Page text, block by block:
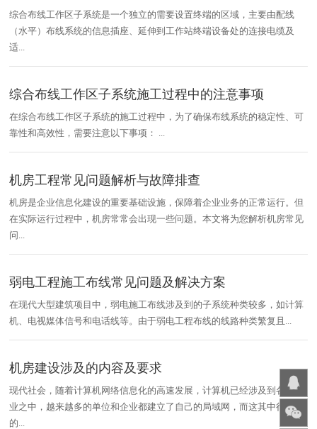
综合布线工作区子系统是一个独立的需要设置终端的区域，主要由配线
（水平）布线系统的信息插座、延伸到工作站终端设备处的连接电缆及
适...
综合布线工作区子系统施工过程中的注意事项
在综合布线工作区子系统的施工过程中，为了确保布线系统的稳定性、可
靠性和高效性，需要注意以下事项： ...
机房工程常见问题解析与故障排查
机房是企业信息化建设的重要基础设施，保障着企业业务的正常运行。但
在实际运行过程中，机房常常会出现一些问题。本文将为您解析机房常见
问...
弱电工程施工布线常见问题及解决方案
在现代大型建筑项目中，弱电施工布线涉及到的子系统种类较多，如计算
机、电视媒体信号和电话线等。由于弱电工程布线的线路种类繁复且...
机房建设涉及的内容及要求
现代社会，随着计算机网络信息化的高速发展，计算机已经涉及到各行各
业之中，越来越多的单位和企业都建立了自己的局域网，而这其中很重要
的...